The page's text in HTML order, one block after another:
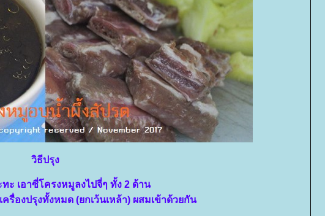
วิธีปรุง
ะ เอาซี่โครงหมูลงไปจี่ๆ ทั้ง 2 ด้าน
รื่องปรุงทั้งหมด (ยกเว้นเหล้า) ผสมเข้าด้วยกัน